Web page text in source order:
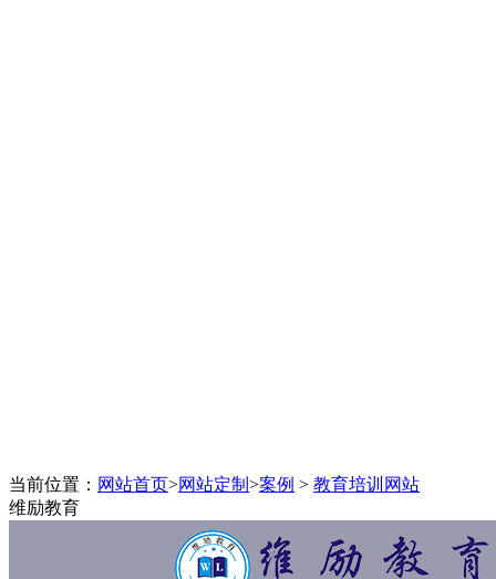
程序终身维护,一对一技术跟踪
当前位置： 网站首页>网站定制 >案例 > 教育培训网站
维励教育